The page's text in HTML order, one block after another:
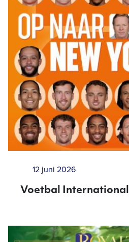
12 juni 2026
Voetbal International